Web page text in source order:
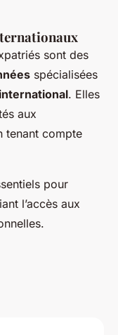
sont des
spécialisées
. Elles
aux
tenant compte
pour
l’accès aux